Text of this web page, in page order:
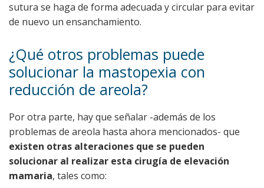
sutura se haga de forma adecuada y circular para evitar
de nuevo un ensanchamiento.
¿Qué otros problemas puede
solucionar la mastopexia con
reducción de areola?
Por otra parte, hay que señalar -además de los
problemas de areola hasta ahora mencionados- que
existen otras alteraciones que se pueden
solucionar al realizar esta cirugía de elevación
mamaria, tales como: